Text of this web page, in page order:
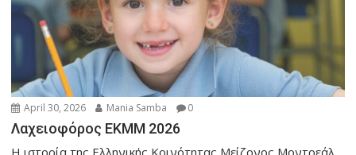
April 30, 2026 Mania Samba 0
Λαχειοφόρος ΕΚΜΜ 2026